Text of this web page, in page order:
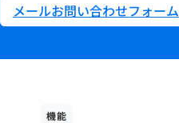
メールお問い合わせフォーム
機能